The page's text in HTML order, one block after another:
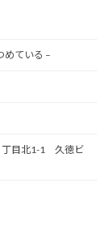
ている –
丁目北1-1 久徳ビ